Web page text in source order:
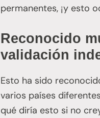
permanentes, ¡y esto
Reconocido
validación
Esto ha sido
varios países
qué diría esto si no